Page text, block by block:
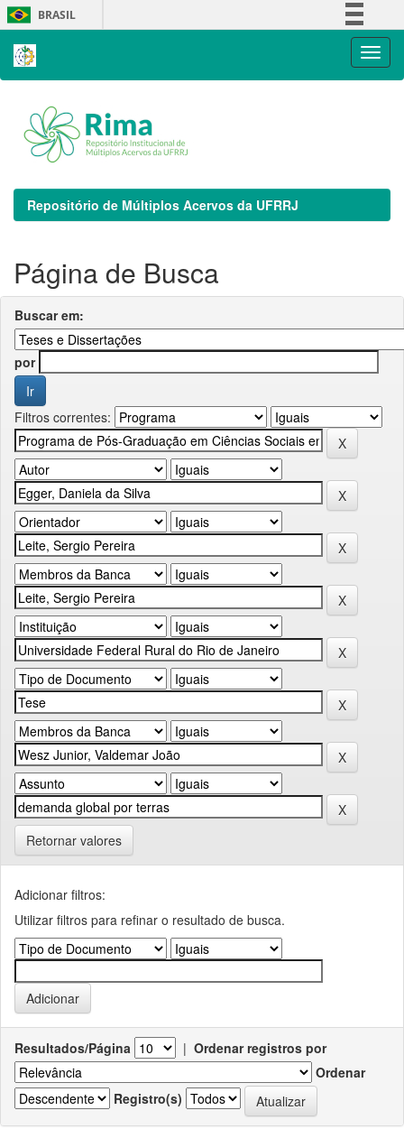
Skip
navigation
BRASIL
Repositório de Múltiplos Acervos da UFRRJ
Página de Busca
Buscar em:
por
Filtros correntes:
Retornar valores
Adicionar filtros:
Utilizar filtros para refinar o resultado de busca.
Resultados/Página | Ordenar registros por
Ordenar
Registro(s)